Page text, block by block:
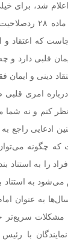
شد، برای
به استناد
که اعتقاد
قلبی دارد
دینی و
درباره امری
کنم و نه شما
ادعایی
چگونه
به عنوان
مشکلات سریع‌تر
با